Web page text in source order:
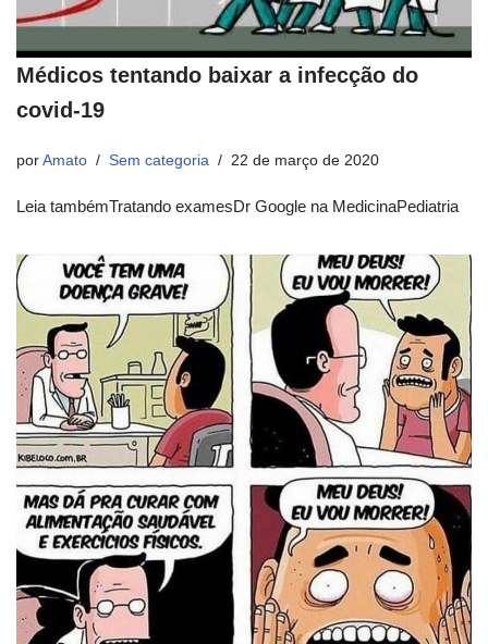
Médicos tentando baixar a infecção do
covid-19
por Amato Sem categoria 22 de março de 2020
Leia tambémTratando examesDr Google na MedicinaPediatria